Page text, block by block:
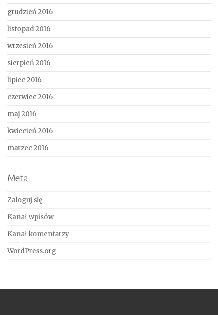
grudzień 2016
listopad 2016
wrzesień 2016
sierpień 2016
lipiec 2016
czerwiec 2016
maj 2016
kwiecień 2016
marzec 2016
Meta
Zaloguj się
Kanał wpisów
Kanał komentarzy
WordPress.org